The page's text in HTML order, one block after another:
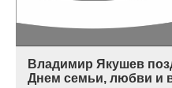
Владимир Якушев
Днем семьи, любви и